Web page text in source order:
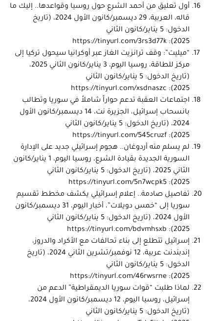
أول تعليق من أحمد الشرع حول روسيا وقواعدها.. إليك ما
قاله، العربية، 29 ديسمبر/كانون الأول 2024، (تاريخ
الدخول: 5 يناير/كانون الثاني
2025):
https://tinyurl.com/3rs3d77k
“ميليت”: وقف ترانزيت الغاز عبر أوكرانيا سيحول تركيا إلى
مركز للطاقة، روسيا اليوم، 3 يناير/كانون الثاني 2025،
(تاريخ الدخول: 5 يناير/كانون الثاني
2025):
https://tinyurl.com/xsdnaszc
اجتماعات العقبة تدعم حواراً شاملاً في سوريا وتطالب
بانسحاب إسرائيل، الجزيرة نت، 14 ديسمبر/كانون الأول
2024، (تاريخ الدخول: 5 يناير/كانون الثاني
2025):
https://tinyurl.com/545cruzf
لم يسلم منه أردوغان.. هجوم إسرائيلي جديد على الإدارة
السورية الجديدة بقيادة الشرع، روسيا اليوم، 1 يناير/كانون
الثاني 2025، (تاريخ الدخول: 5 يناير/كانون الثاني
2025):
https://tinyurl.com/5n7wcpk5
تفاصيل صادمة.. إعلام إسرائيلي يكشف مخطط تقسيم
سوريا إلى “خمس دويلات”، أخبار اليوم، 31 ديسمبر/كانون
الأول 2024، (تاريخ الدخول: 5 يناير/كانون الثاني
2025):
https://tinyurl.com/bdvmhsxb
إسرائيل تتطلع إلى بناء تحالفات مع الأكراد والدروز،
إندبندنت عربية، 12 نوفمبر/تشرين الثاني 2024، (تاريخ
الدخول: 5 يناير/كانون الثاني
2025):
https://tinyurl.com/46rwsrne
لماذا طلبت “قوات سوريا الديمقراطية” الدعم من
إسرائيل، روسيا اليوم، 12 ديسمبر/كانون الأول 2024،
(تاريخ الدخول: 5 يناير/كانون الثاني